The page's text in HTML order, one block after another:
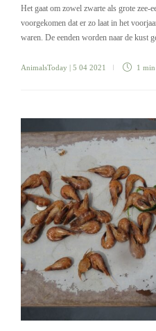
Het gaat om zowel zwarte als grote zee-
voorgekomen dat er zo laat in het
waren. De eenden worden naar de kust
AnimalsToday | 5 04 2021 1 min